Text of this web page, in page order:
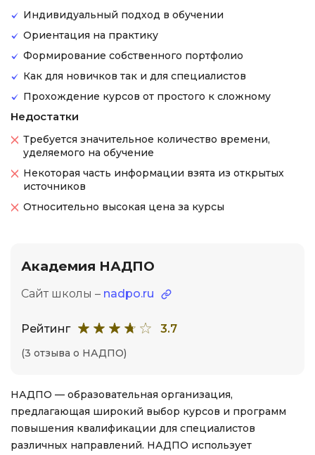
Индивидуальный подход в обучении
Ориентация на практику
Формирование собственного портфолио
Как для новичков так и для специалистов
Прохождение курсов от простого к сложному
Недостатки
Требуется значительное количество времени,
уделяемого на обучение
Некоторая часть информации взята из открытых
источников
Относительно высокая цена за курсы
Академия НАДПО
Сайт школы – nadpo.ru
Рейтинг 3.7
(3 отзыва о НАДПО)
НАДПО — образовательная организация,
предлагающая широкий выбор курсов и программ
повышения квалификации для специалистов
различных направлений. НАДПО использует